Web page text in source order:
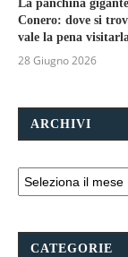
La panchina
Conero: dove si
vale la pena
28 Giugno 2026
ARCHIVI
CATEGORIE